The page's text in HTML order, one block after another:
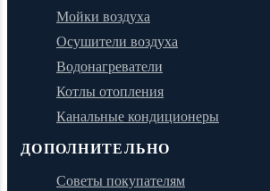
Мойки воздуха
Осушители воздуха
Водонагреватели
Котлы отопления
Канальные кондиционеры
ДОПОЛНИТЕЛЬНО
Советы покупателям